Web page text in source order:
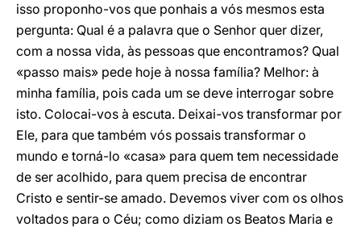
isso proponho-vos que ponhais a vós mesmos esta
pergunta: Qual é a palavra que o Senhor quer dizer,
com a nossa vida, às pessoas que encontramos? Qual
«passo mais» pede hoje à nossa família? Melhor: à
minha família, pois cada um se deve interrogar sobre
isto. Colocai-vos à escuta. Deixai-vos transformar por
Ele, para que também vós possais transformar o
mundo e torná-lo «casa» para quem tem necessidade
de ser acolhido, para quem precisa de encontrar
Cristo e sentir-se amado. Devemos viver com os olhos
voltados para o Céu; como diziam os Beatos Maria e